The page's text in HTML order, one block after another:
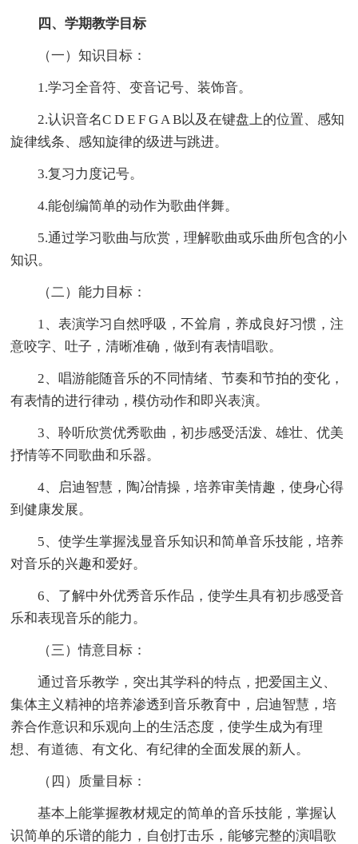
四、学期教学目标
（一）知识目标：
1.学习全音符、变音记号、装饰音。
2.认识音名C D E F G A B以及在键盘上的位置、感知
旋律线条、感知旋律的级进与跳进。
3.复习力度记号。
4.能创编简单的动作为歌曲伴舞。
5.通过学习歌曲与欣赏，理解歌曲或乐曲所包含的小
知识。
（二）能力目标：
1、表演学习自然呼吸，不耸肩，养成良好习惯，注
意咬字、吐子，清晰准确，做到有表情唱歌。
2、唱游能随音乐的不同情绪、节奏和节拍的变化，
有表情的进行律动，模仿动作和即兴表演。
3、聆听欣赏优秀歌曲，初步感受活泼、雄壮、优美
抒情等不同歌曲和乐器。
4、启迪智慧，陶冶情操，培养审美情趣，使身心得
到健康发展。
5、使学生掌握浅显音乐知识和简单音乐技能，培养
对音乐的兴趣和爱好。
6、了解中外优秀音乐作品，使学生具有初步感受音
乐和表现音乐的能力。
（三）情意目标：
通过音乐教学，突出其学科的特点，把爱国主义、
集体主义精神的培养渗透到音乐教育中，启迪智慧，培
养合作意识和乐观向上的生活态度，使学生成为有理
想、有道德、有文化、有纪律的全面发展的新人。
（四）质量目标：
基本上能掌握教材规定的简单的音乐技能，掌握认
识简单的乐谱的能力，自创打击乐，能够完整的演唱歌